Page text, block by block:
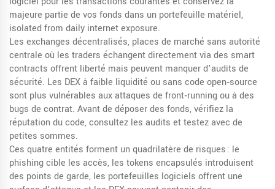
majeure partie de vos fonds dans un portefeuille matériel,
isolated from daily internet exposure.
Les exchanges décentralisés, places de marché sans autorité
centrale où les traders échangent directement via des smart
contracts offrent liberté mais peuvent manquer d’audits de
sécurité. Les DEX à faible liquidité ou sans code open‑source
sont plus vulnérables aux attaques de front‑running ou à des
bugs de contrat. Avant de déposer des fonds, vérifiez la
réputation du code, consultez les audits et testez avec de
petites sommes.
Ces quatre entités forment un quadrilatère de risques : le
phishing cible les accès, les tokens encapsulés introduisent
des points de garde, les portefeuilles logiciels offrent une